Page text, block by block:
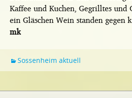
Kaffee und Kuchen, Gegrilltes und
ein Gläschen Wein standen gegen
mk
Sossenheim aktuell